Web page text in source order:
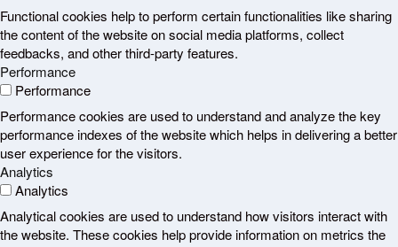
Functional cookies help to perform certain functionalities like sharing
the content of the website on social media platforms, collect
feedbacks, and other third-party features.
Performance
Performance
Performance cookies are used to understand and analyze the key
performance indexes of the website which helps in delivering a better
user experience for the visitors.
Analytics
Analytics
Analytical cookies are used to understand how visitors interact with
the website. These cookies help provide information on metrics the